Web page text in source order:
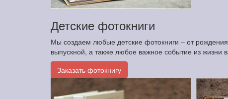
Детские фотокниги
Мы создаем любые детские фотокниги – от
выпускной, а также любое важное событие из
Заказать фотокнигу